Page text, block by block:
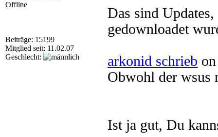
Offline
Beiträge: 15199
Mitglied seit: 11.02.07
Geschlecht:
Das sind
gedownloadet
arkonid schrieb
Obwohl der
Ist ja gut, Du